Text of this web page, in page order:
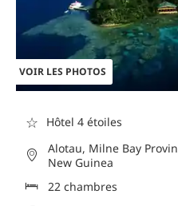
VOIR LES PHOTOS
☆
Hôtel 4 étoiles
Alotau, Milne Bay
New Guinea
22 chambres